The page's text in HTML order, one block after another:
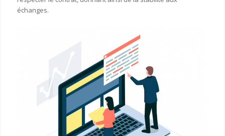
échanges.